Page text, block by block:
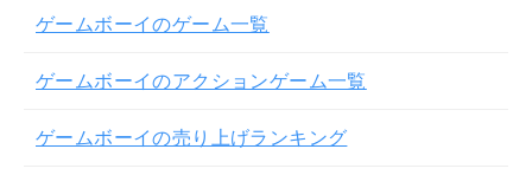
ゲームボーイのゲーム一覧
ゲームボーイのアクションゲーム一覧
ゲームボーイの売り上げランキング